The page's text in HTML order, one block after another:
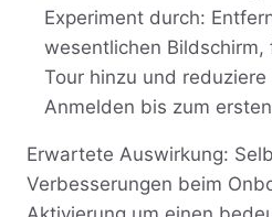
Experiment durch:
wesentlichen
Tour hinzu und
Anmelden bis zum
Erwartete Auswirkung:
Verbesserungen beim